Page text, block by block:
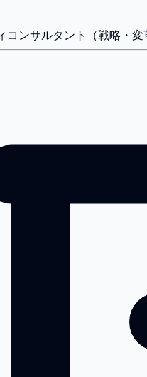
コンサルタント（戦略・変